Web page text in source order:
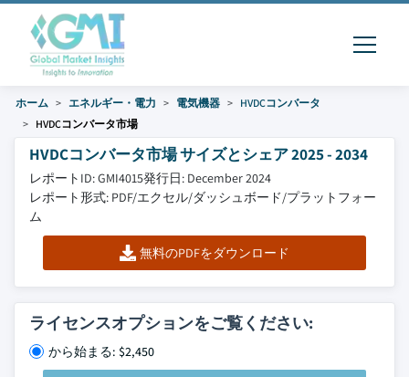
ホーム エネルギー・電力 電気機器
HVDCコンバータ
HVDCコンバータ市場
HVDCコンバータ市場 サイズとシェア 2025 - 2034
レポートID: GMI4015発行日: December 2024
レポート形式: PDF/エクセル/ダッシュボード/プラットフォー
ム
無料のPDFをダウンロード
ライセンスオプションをご覧ください:
から始まる: $2,450